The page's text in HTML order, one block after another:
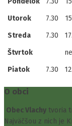
Utorok
7.30
Streda
7.30
Štvrtok
Piatok
7.30
O obci
Obec Vlachy tvoria
Najväčšou z nich je